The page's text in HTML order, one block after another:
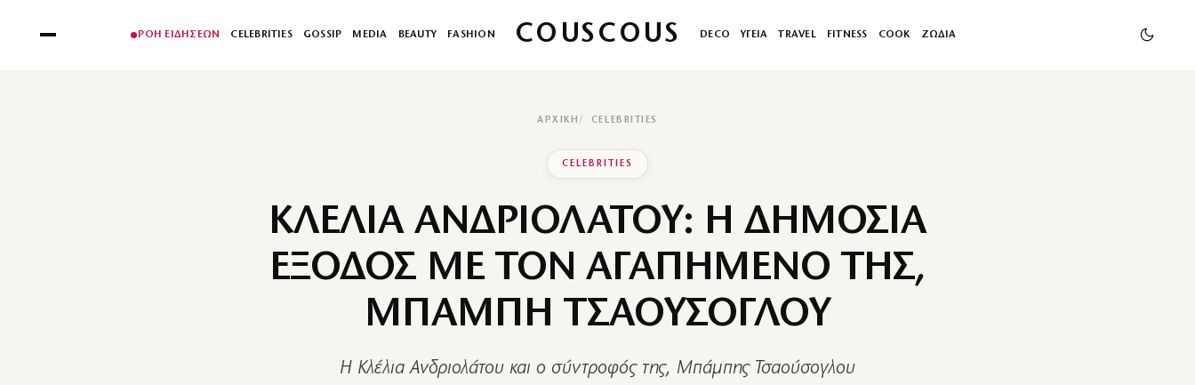
ΡΟΗ ΕΙΔΗΣΕΩΝ CELEBRITIES GOSSIP MEDIA BEAUTY FASHION COUSCOUS DECO ΥΓΕΙΑ TRAVEL FITNESS COOK ΖΩΔΙΑ
ΑΡΧΙΚΉ CELEBRITIES
CELEBRITIES
ΚΛΕΛΙΑ ΑΝΔΡΙΟΛΑΤΟΥ: Η ΔΗΜΟΣΙΑ
ΕΞΟΔΟΣ ΜΕ ΤΟΝ ΑΓΑΠΗΜΕΝΟ ΤΗΣ,
ΜΠΑΜΠΗ ΤΣΑΟΥΣΟΓΛΟΥ
Η Κλέλια Ανδριολάτου και ο σύντροφός της, Μπάμπης Τσαούσογλου